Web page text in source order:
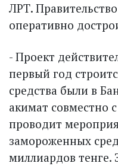
ЛРТ.
оперативно
- Проект
первый год
средства были в
акимат
проводит
замороженных
миллиардов